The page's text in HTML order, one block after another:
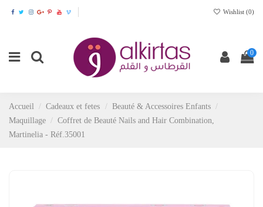
Wishlist (0)
0
Accueil Cadeaux et fetes
Beauté & Accessoires Enfants
Maquillage
Coffret de Beauté Nails and Hair Combination,
Martinelia - Réf.35001